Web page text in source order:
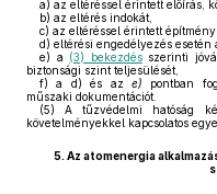
a) az eltéréssel érintett előírás,
b) az eltérés indokát,
c) az eltéréssel érintett
d) eltérési engedélyezés esetén
e) a (3) bekezdésszerinti
biztonsági szint teljesülését,
f) a d) és az e) pontban
műszaki dokumentációt.
(5) A tűzvédelmi hatóság
követelményekkel kapcsolatos
5. Az atomenergia